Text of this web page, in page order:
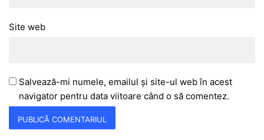
Site web
Salvează-mi numele, emailul și site-ul web în acest
navigator pentru data viitoare când o să comentez.